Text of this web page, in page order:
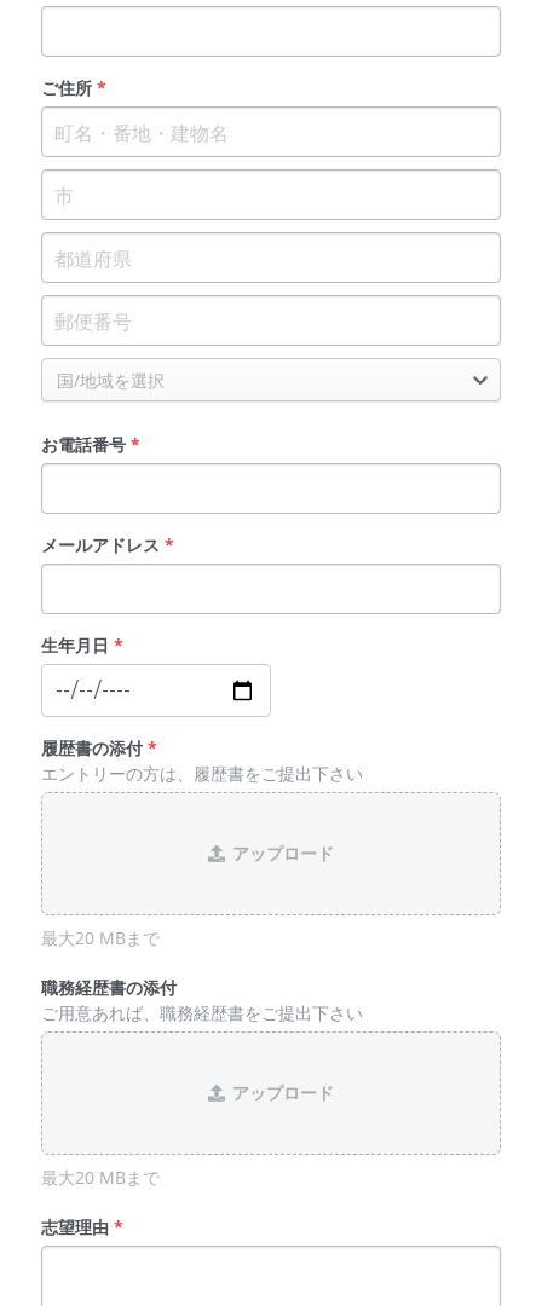
ご住所*
国/地域を選択
お電話番号*
メールアドレス *
生年月日 *
履歴書の添付*
エントリーの方は、履歴書をご提出下さい
アップロード
最大20 MBまで
職務経歴書の添付
ご用意あれば、職務経歴書をご提出下さい
アップロード
最大20 MBまで
志望理由 *